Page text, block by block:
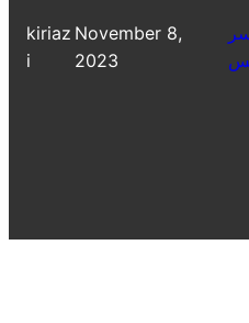
kiriaz
i
November 8,
2023